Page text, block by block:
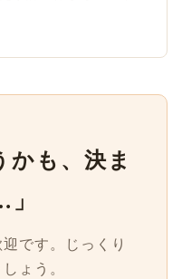
かも、決ま
です。じっくり
ょう。